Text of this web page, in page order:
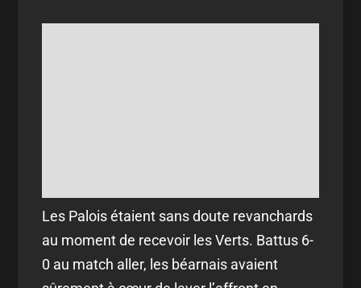
Les Palois étaient sans doute revanchards
au moment de recevoir les Verts. Battus 6-
0 au match aller, les béarnais avaient